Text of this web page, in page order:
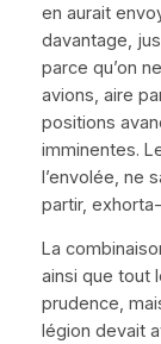
en aurait
davantage,
parce qu’on
avions, aire
positions
imminentes.
l’envolée, ne
partir,
La
ainsi que tout
prudence,
légion devait